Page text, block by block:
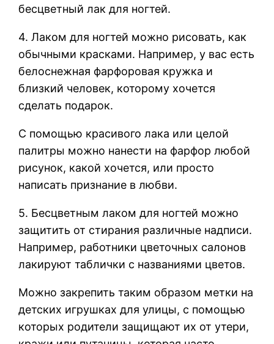
бесцветный лак для ногтей.
4. Лаком для ногтей можно рисовать, как
обычными красками. Например, у вас есть
белоснежная фарфоровая кружка и
близкий человек, которому хочется
сделать подарок.
С помощью красивого лака или целой
палитры можно нанести на фарфор любой
рисунок, какой хочется, или просто
написать признание в любви.
5. Бесцветным лаком для ногтей можно
защитить от стирания различные надписи.
Например, работники цветочных салонов
лакируют таблички с названиями цветов.
Можно закрепить таким образом метки на
детских игрушках для улицы, с помощью
которых родители защищают их от утери,